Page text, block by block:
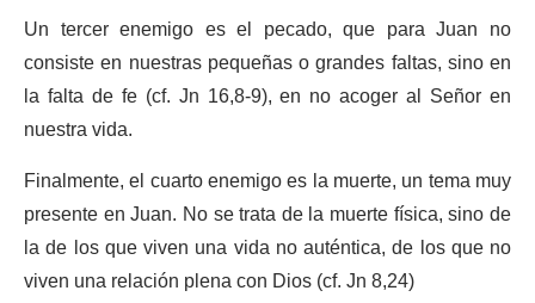
Un tercer enemigo es el pecado, que para Juan no
consiste en nuestras pequeñas o grandes faltas, sino en
la falta de fe (cf. Jn 16,8-9), en no acoger al Señor en
nuestra vida.
Finalmente, el cuarto enemigo es la muerte, un tema muy
presente en Juan. No se trata de la muerte física, sino de
la de los que viven una vida no auténtica, de los que no
viven una relación plena con Dios (cf. Jn 8,24)